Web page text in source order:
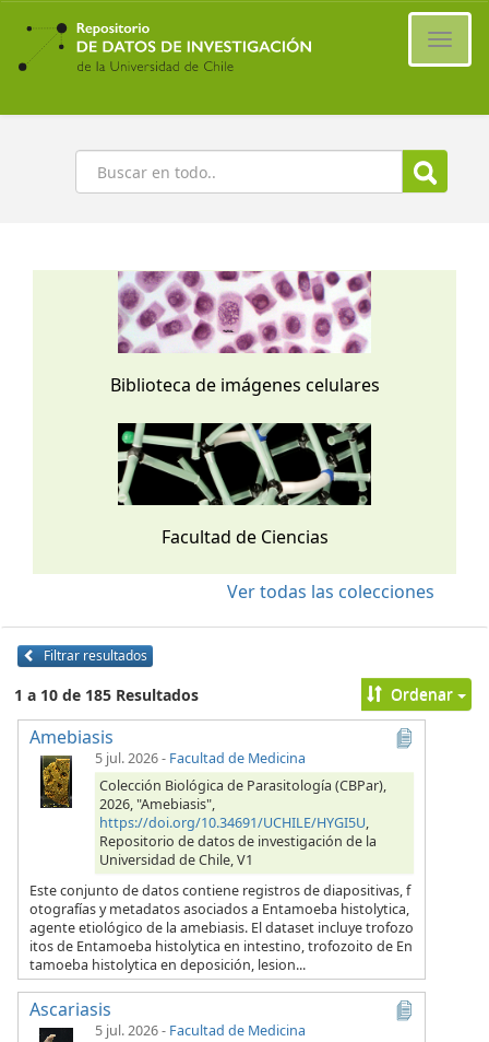
Ir
contenido
principal
Buscar
Biblioteca de imágenes celulares
Facultad de Ciencias
Ver todas las colecciones
Filtrar resultados
1 a 10 de 185 Resultados Ordenar
Amebiasis
5 jul. 2026- Facultad de Medicina
Colección Biológica de Parasitología (CBPar),
2026, "Amebiasis",
https://doi.org/10.34691/UCHILE/HYGI5U,
Repositorio de datos de investigación de la
Universidad de Chile, V1
Este conjunto de datos contiene registros de diapositivas, f
otografías y metadatos asociados a Entamoeba histolytica,
agente etiológico de la amebiasis. El dataset incluye trofozo
itos de Entamoeba histolytica en intestino, trofozoito de En
tamoeba histolytica en deposición, lesion...
Ascariasis
5 jul. 2026- Facultad de Medicina